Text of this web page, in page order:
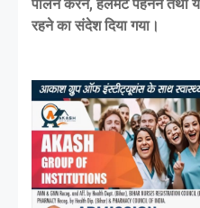
पालन करने, हेलमेट पहनने तथा
रहने का संदेश दिया गया।